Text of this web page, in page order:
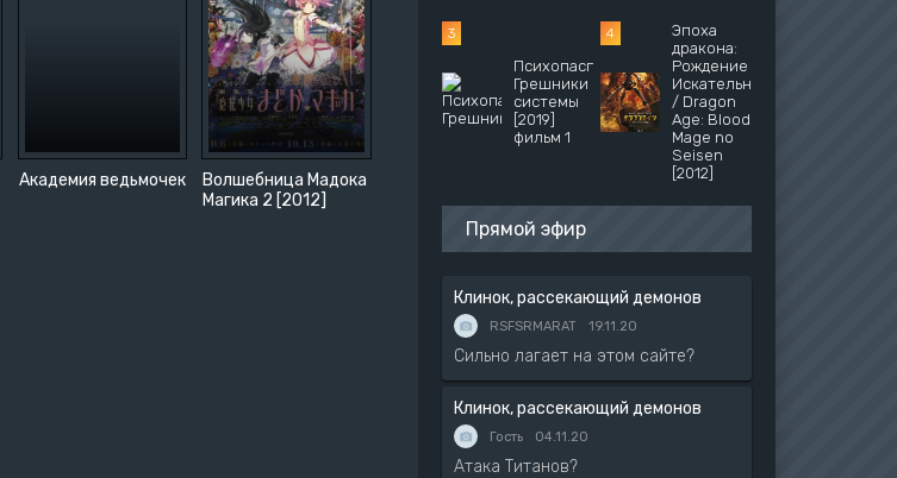
Академия ведьмочек
Волшебница Мадока
Магика 2 [2012]
Психопаспорт:
Грешники
системы
[2019]
фильм 1
Эпоха
дракона:
Рождение
Искательницы
/ Dragon
Age: Blood
Mage no
Seisen
[2012]
Прямой эфир
Клинок, рассекающий демонов
RSFSRMARAT 19.11.20
Сильно лагает на этом сайте?
Клинок, рассекающий демонов
Гость 04.11.20
Атака Титанов?